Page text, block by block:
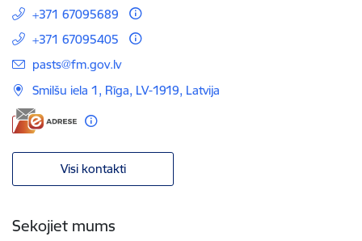
+371 67095689
+371 67095405
E-pasts:
pasts@fm.gov.lv
Smilšu iela 1, Rīga, LV-1919, Latvija
Visi kontakti
Sekojiet mums